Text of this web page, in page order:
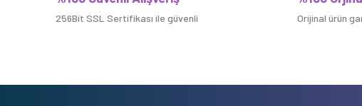
256Bit SSL Sertifikası ile güvenli Orijinal ürün